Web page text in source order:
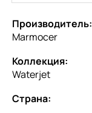
Производитель:
Marmocer
Коллекция:
Waterjet
Страна: